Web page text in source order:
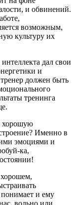
и обвинений.
возможным,
культуру их
дал свои
и
должен быть
тренинга
хорошую
Именно в
эмоциями и
ка,
и ему
вольно или